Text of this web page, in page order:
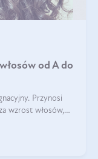
od A do
Przynosi
wzrost włosów,